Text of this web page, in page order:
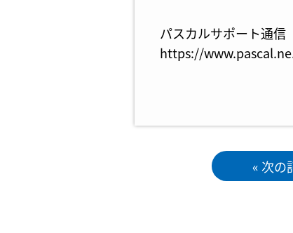
パスカルサポート通
https://
« 次の